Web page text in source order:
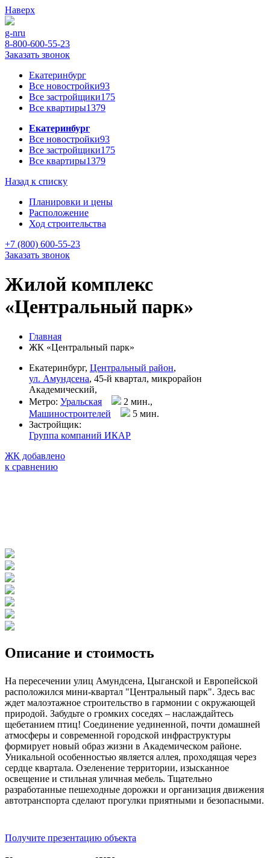
Наверх
g-nru
8-800-600-55-23
Заказать звонок
Екатеринбург
Все новостройки93
Все застройщики175
Все квартиры1379
Екатеринбург
Все новостройки93
Все застройщики175
Все квартиры1379
Назад к списку
Планировки и цены
Расположение
Ход строительства
+7 (800) 600-55-23
Заказать звонок
Жилой комплекс
«Центральный парк»
Главная
ЖК «Центральный парк»
Екатеринбург, Центральный район,
ул. Амундсена, 45-й квартал, микрорайон
Академический,
Метро: Уральская
2 мин.,
Машиностроителей
5 мин.
Застройщик:
Группа компаний ИКАР
ЖК добавлено
к сравнению
Описание и стоимость
На пересечении улиц Амундсена, Цыганской и Европейской
расположился мини-квартал "Центральный парк". Здесь вас
ждет малоэтажное строительство в гармонии с окружающей
природой. Забудьте о громких соседях – наслаждайтесь
щебетанием птиц! Соединение уединенной, почти домашней
атмосферы и современной городской инфраструктуры
формирует новый образ жизни в Академическом районе.
Уникальной особенностью является аллея, проходящая через
сердце квартала. Озеленение территории, изысканное
освещение и стильная уличная мебель. Тщательно
разработанные пешеходные дорожки и организация движения
автотранспорта сделают прогулки приятными и безопасными.
Получите презентацию объекта